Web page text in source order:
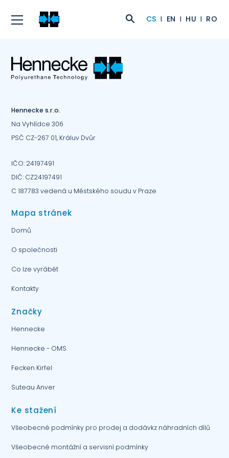
CS EN HU RO
Hennecke s.r.o.
Na Vyhlídce 306
PSČ CZ-267 01, Králuv Dvůr
IČO: 24197491
DIČ: CZ24197491
C 187783 vedená u Městského soudu v Praze
Mapa stránek
Domů
O společnosti
Co lze vyrábět
Kontakty
Značky
Hennecke
Hennecke - OMS
Fecken Kirfel
Suteau Anver
Ke stažení
Všeobecné podmínky pro prodej a dodávkz náhradních dílů
Všeobecné montážní a servisní podmínky